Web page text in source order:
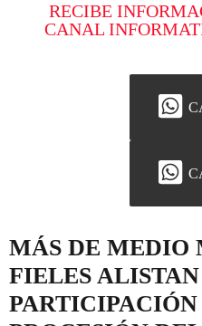
RECIBE
CANAL
MÁS DE MEDIO
FIELES ALISTAN